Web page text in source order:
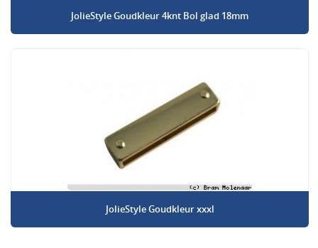
JolieStyle Goudkleur 4knt Bol glad 18mm
JolieStyle Goudkleur xxxl